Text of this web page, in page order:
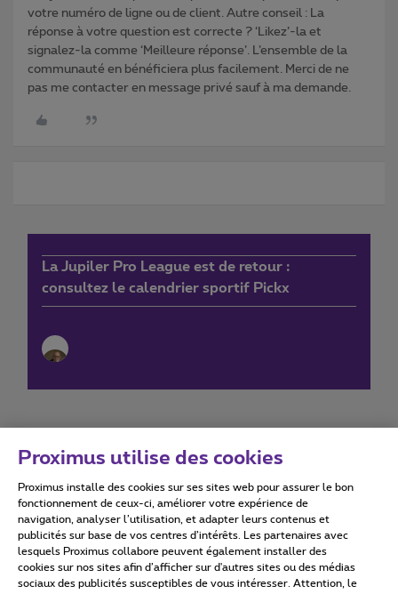
votre numéro de ligne ou de client. Autre conseil : La
réponse à votre question est correcte ? ‘Likez’-la et
signalez-la comme ‘Meilleure réponse’. L’ensemble de la
communauté en bénéficiera plus facilement. Merci de ne
pas me contacter en message privé sauf à ma demande.
La Jupiler Pro League est de retour :
consultez le calendrier sportif Pickx
Conditions d'utilisation Accessibility statement
Proximus utilise des cookies
Proximus installe des cookies sur ses sites web pour assurer le bon
fonctionnement de ceux-ci, améliorer votre expérience de
navigation, analyser l’utilisation, et adapter leurs contenus et
publicités sur base de vos centres d’intérêts. Les partenaires avec
lesquels Proximus collabore peuvent également installer des
cookies sur nos sites afin d’afficher sur d'autres sites ou des médias
sociaux des publicités susceptibles de vous intéresser. Attention, le